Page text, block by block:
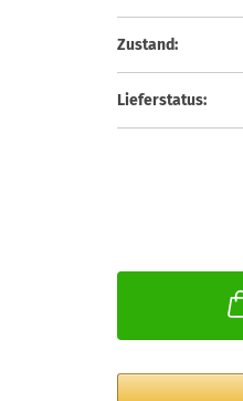
Zustand:
Lieferstatus: